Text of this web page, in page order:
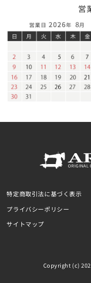
営
特定商取引法に基づく表示
プライバシーポリシー
サイトマップ
Copyright (c)